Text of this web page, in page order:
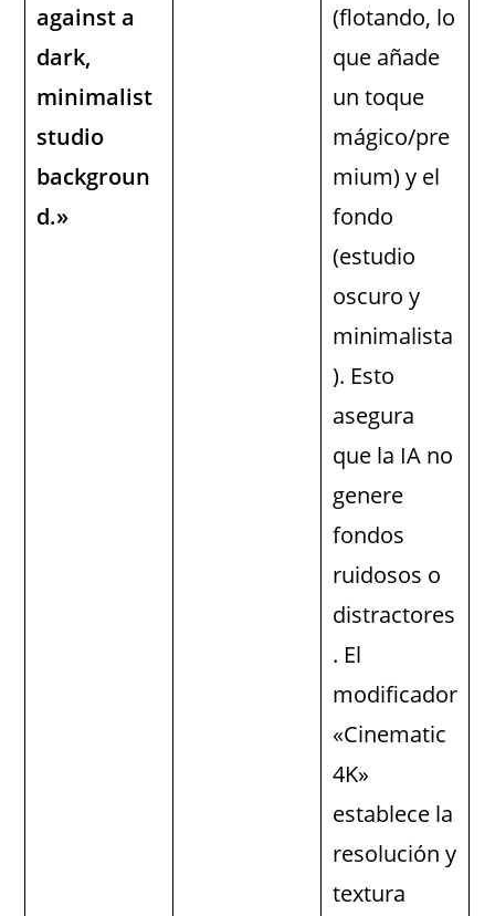
against a
dark,
minimalist
studio
backgroun
d.»
(flotando, lo
que añade
un toque
mágico/pre
mium) y el
fondo
(estudio
oscuro y
minimalista
). Esto
asegura
que la IA no
genere
fondos
ruidosos o
distractores
. El
modificador
«Cinematic
4K»
establece la
resolución y
textura